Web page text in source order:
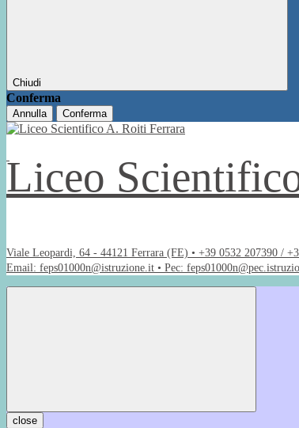
Chiudi
Conferma
Annulla Conferma
Liceo
Viale Leopardi, 64 - 44121 Ferrara (FE) • +39 0532 207390 /
Email: feps01000n@istruzione.it • Pec:
close